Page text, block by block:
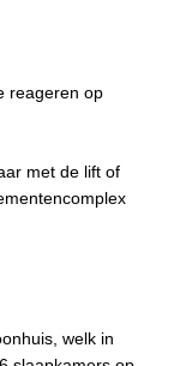
reageren op
met de lift of
welk in